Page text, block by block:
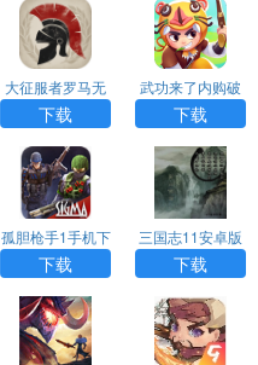
大征服者罗马无
限勋章版
下载
武功来了内购破
解版
下载
孤胆枪手1手机下
载
下载
三国志11安卓版
中文版单机
下载